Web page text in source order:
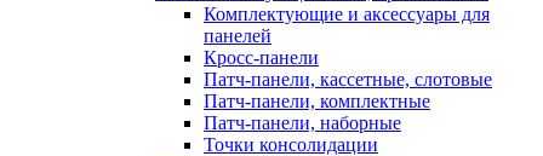
Комплектующие и аксессуары для
панелей
Кросс-панели
Патч-панели, кассетные, слотовые
Патч-панели, комплектные
Патч-панели, наборные
Точки консолидации